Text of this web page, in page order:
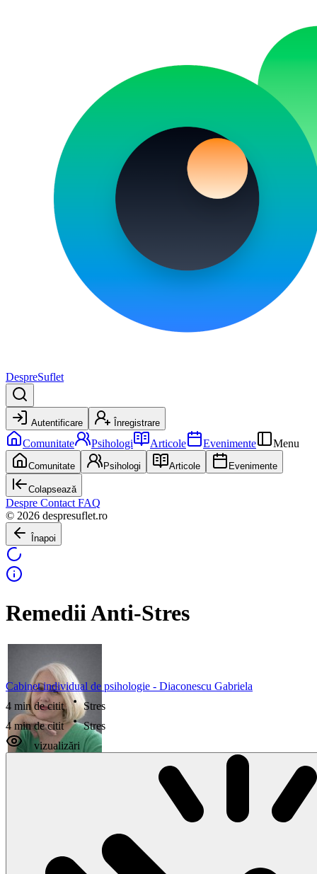
DespreSuflet
Autentificare Înregistrare
Comunitate Psihologi Articole Evenimente Menu
Comunitate Psihologi Articole Evenimente
Colapsează
Despre Contact FAQ
© 2026 despresuflet.ro
Înapoi
Remedii Anti-Stres
Cabinet individual de psihologie - Diaconescu Gabriela
4 min de citit
Stres
4 min de citit
Stres
vizualizări